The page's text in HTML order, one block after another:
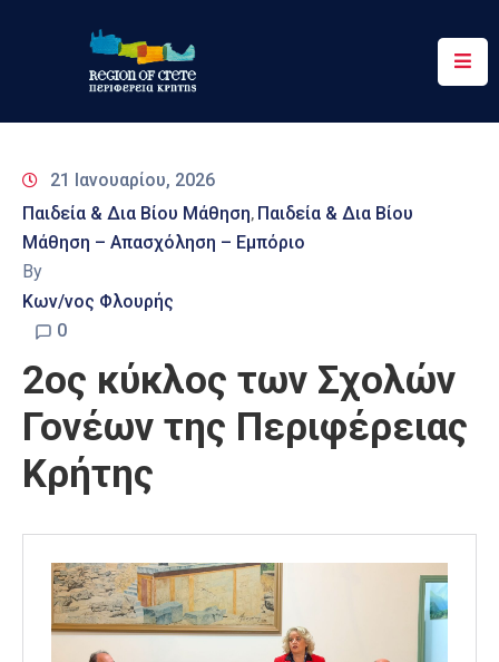
Περιφέρεια
&
Δράσεις
Ψηφιακές
Υπηρεσίες
Επικοινωνία
21 Ιανουαρίου, 2026
Παιδεία & Δια Βίου Μάθηση‚ Παιδεία & Δια Βίου
Μάθηση – Απασχόληση – Εμπόριο
By
Κων/νος Φλουρής
0
2ος κύκλος των Σχολών
Γονέων της Περιφέρειας
Κρήτης